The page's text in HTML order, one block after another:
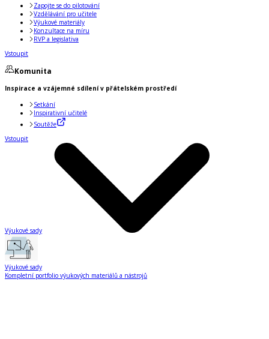
Zapojte se do pilotování
Vzdělávání pro učitele
Výukové materiály
Konzultace na míru
RVP a legislativa
Vstoupit
Komunita
Inspirace a vzájemné sdílení v přátelském prostředí
Setkání
Inspirativní učitelé
Soutěže
Vstoupit
Výukové sady
Výukové sady
Kompletní portfolio výukových materiálů a nástrojů